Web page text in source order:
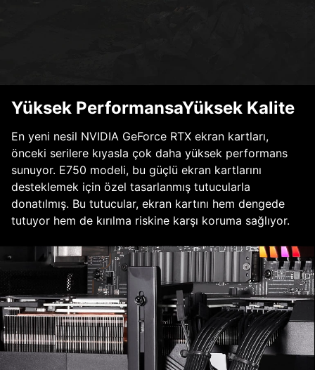
Yüksek PerformansaYüksek Kalite
En yeni nesil NVIDIA GeForce RTX ekran kartları,
önceki serilere kıyasla çok daha yüksek performans
sunuyor. E750 modeli, bu güçlü ekran kartlarını
desteklemek için özel tasarlanmış tutucularla
donatılmış. Bu tutucular, ekran kartını hem dengede
tutuyor hem de kırılma riskine karşı koruma sağlıyor.